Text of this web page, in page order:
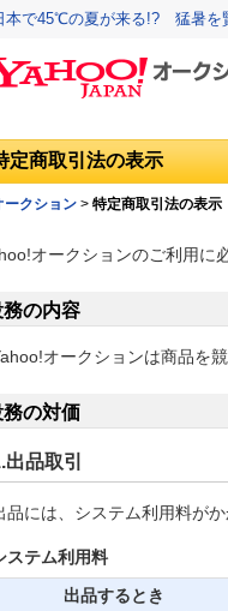
本で45℃の夏が来る!? 猛暑を
定商取引法の表示
ークション > 特定商取引法の表示
オークションのご利用に
務の内容
オークションは商品を
務の対価
出品取引
品には、システム利用料がか
ステム利用料
出品するとき